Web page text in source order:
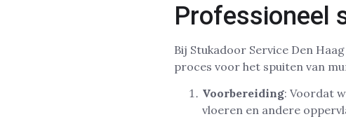
Professioneel
Bij Stukadoor Service Den
proces voor het spuiten van
Voorbereiding: Voordat
vloeren en andere